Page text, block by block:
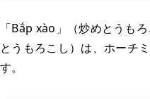
「Bắp xào」（炒めとうも
とうもろこし）は、ホーチ
す。